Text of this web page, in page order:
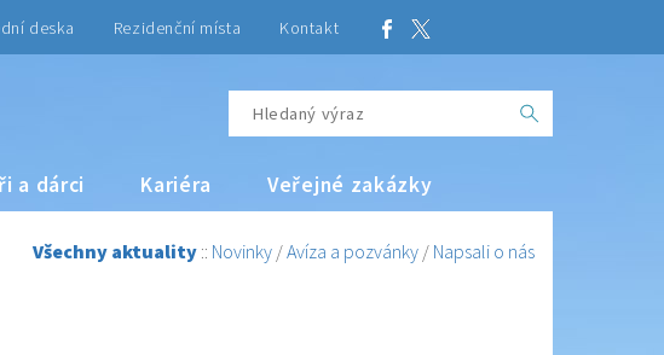
deska Rezidenční místa Kontakt
a dárci Kariéra Veřejné zakázky
Všechny aktuality :: Novinky /Avíza a pozvánky / Napsali o nás